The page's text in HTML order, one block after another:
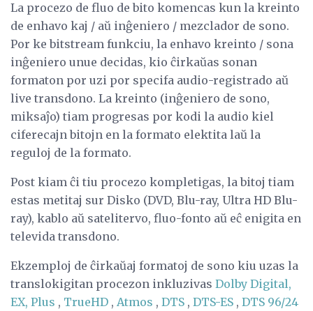
La procezo de fluo de bito komencas kun la kreinto
de enhavo kaj / aŭ inĝeniero / mezclador de sono.
Por ke bitstream funkciu, la enhavo kreinto / sona
inĝeniero unue decidas, kio ĉirkaŭas sonan
formaton por uzi por specifa audio-registrado aŭ
live transdono. La kreinto (inĝeniero de sono,
miksaĵo) tiam progresas por kodi la audio kiel
ciferecajn bitojn en la formato elektita laŭ la
reguloj de la formato.
Post kiam ĉi tiu procezo kompletigas, la bitoj tiam
estas metitaj sur Disko (DVD, Blu-ray, Ultra HD Blu-
ray), kablo aŭ satelitervo, fluo-fonto aŭ eĉ enigita en
televida transdono.
Ekzemploj de ĉirkaŭaj formatoj de sono kiu uzas la
translokigitan procezon inkluzivas Dolby Digital,
EX, Plus , TrueHD , Atmos , DTS , DTS-ES , DTS 96/24